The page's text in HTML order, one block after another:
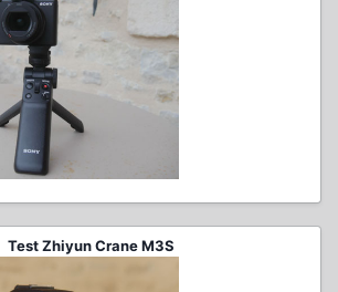
Test Zhiyun Crane M3S